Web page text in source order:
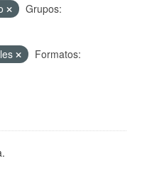
Grupos:
Formatos: